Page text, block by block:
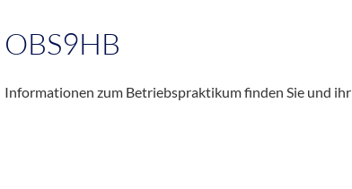
OBS9HB
Informationen zum Betriebspraktikum finden Sie und ihr